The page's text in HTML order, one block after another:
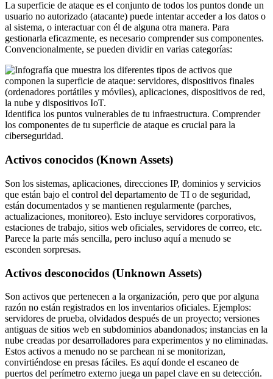
La superficie de ataque es el conjunto de todos los puntos donde un
usuario no autorizado (atacante) puede intentar acceder a los datos o
al sistema, o interactuar con él de alguna otra manera. Para
gestionarla eficazmente, es necesario comprender sus componentes.
Convencionalmente, se pueden dividir en varias categorías:
Identifica los puntos vulnerables de tu infraestructura. Comprender
los componentes de tu superficie de ataque es crucial para la
ciberseguridad.
Activos conocidos (Known Assets)
Son los sistemas, aplicaciones, direcciones IP, dominios y servicios
que están bajo el control del departamento de TI o de seguridad,
están documentados y se mantienen regularmente (parches,
actualizaciones, monitoreo). Esto incluye servidores corporativos,
estaciones de trabajo, sitios web oficiales, servidores de correo, etc.
Parece la parte más sencilla, pero incluso aquí a menudo se
esconden sorpresas.
Activos desconocidos (Unknown Assets)
Son activos que pertenecen a la organización, pero que por alguna
razón no están registrados en los inventarios oficiales. Ejemplos:
servidores de prueba, olvidados después de un proyecto; versiones
antiguas de sitios web en subdominios abandonados; instancias en la
nube creadas por desarrolladores para experimentos y no eliminadas.
Estos activos a menudo no se parchean ni se monitorizan,
convirtiéndose en presas fáciles. Es aquí donde el escaneo de
puertos del perímetro externo juega un papel clave en su detección.